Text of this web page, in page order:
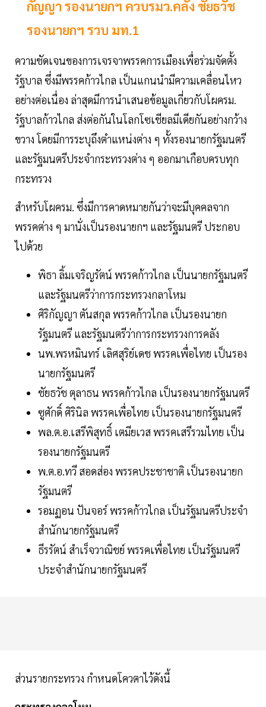
กัญญา รองนายกฯ ควบรมว.คลัง ชัยธวัช
รองนายกฯ รวบ มท.1
ความชัดเจนของการเจรจาพรรคการเมืองเพื่อร่วมจัดตั้ง
รัฐบาล ซึ่งมีพรรคก้าวไกล เป็นแกนนำมีความเคลื่อนไหว
อย่างต่อเนื่อง ล่าสุดมีการนำเสนอข้อมูลเกี่ยวกับโผครม.
รัฐบาลก้าวไกล ส่งต่อกันในโลกโซเชียลมีเดียกันอย่างกว้าง
ขวาง โดยมีการระบุถึงตำแหน่งต่าง ๆ ทั้งรองนายกรัฐมนตรี
และรัฐมนตรีประจำกระทรวงต่าง ๆ ออกมาเกือบครบทุก
กระทรวง
สำหรับโผครม. ซึ่งมีการคาดหมายกันว่าจะมีบุคคลจาก
พรรคต่าง ๆ มานั่งเป็นรองนายกฯ และรัฐมนตรี ประกอบ
ไปด้วย
พิธา ลิ้มเจริญรัตน์ พรรคก้าวไกล เป็นนายกรัฐมนตรี
และรัฐมนตรีว่าการกระทรวงกลาโหม
ศิริกัญญา ตันสกุล พรรคก้าวไกล เป็นรองนายก
รัฐมนตรี และรัฐมนตรีว่าการกระทรวงการคลัง
นพ.พรหมินทร์ เลิศสุริย์เดช พรรคเพื่อไทย เป็นรอง
นายกรัฐมนตรี
ชัยธวัช ตุลาธน พรรคก้าวไกล เป็นรองนายกรัฐมนตรี
ซูศักดิ์ ศิรินิล พรรคเพื่อไทย เป็นรองนายกรัฐมนตรี
พล.ต.อ.เสรีพิสุทธิ์ เตมียเวส พรรคเสรีรวมไทย เป็น
รองนายกรัฐมนตรี
พ.ต.อ.ทวี สอดส่อง พรรคประชาชาติ เป็นรองนายก
รัฐมนตรี
รอมฏอน ปันจอร์ พรรคก้าวไกล เป็นรัฐมนตรีประจำ
สำนักนายกรัฐมนตรี
ธีรรัตน์ สำเร็จวาณิชย์ พรรคเพื่อไทย เป็นรัฐมนตรี
ประจำสำนักนายกรัฐมนตรี
ส่วนรายกระทรวง กำหนดโควตาไว้ดังนี้